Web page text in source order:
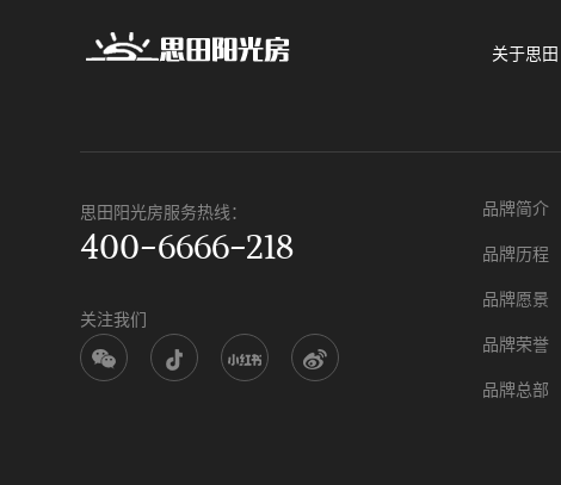
关于思田
思田阳光房服务热线：
400-6666-218
关注我们
品牌简介
品牌历程
品牌愿景
品牌荣誉
品牌总部